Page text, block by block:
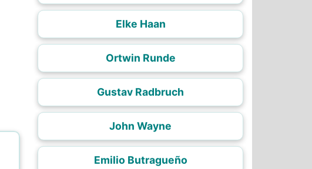
Elke Haan
Ortwin Runde
Gustav Radbruch
John Wayne
Emilio Butragueño